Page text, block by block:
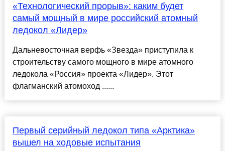
«Технологический прорыв»: каким будет
самый мощный в мире российский атомный
ледокол «Лидер»
Дальневосточная верфь «Звезда» приступила к
строительству самого мощного в мире атомного
ледокола «Россия» проекта «Лидер». Этот
флагманский атомоход ......
Первый серийный ледокол типа «Арктика»
вышел на ходовые испытания